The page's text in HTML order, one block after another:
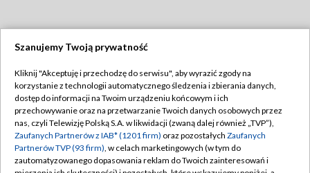
TVP
Abonament TVP
Emisja w TVP
Centrum informacji TVP
Regulamin TVP
Polityka prywatności
Moje zgody
Szanujemy Twoją prywatność
Kliknij "Akceptuję i przechodzę do serwisu", aby wyrazić zgody na
korzystanie z technologii automatycznego śledzenia i zbierania danych,
dostęp do informacji na Twoim urządzeniu końcowym i ich
przechowywanie oraz na przetwarzanie Twoich danych osobowych przez
nas, czyli Telewizję Polską S.A. w likwidacji (zwaną dalej również „TVP”),
Zaufanych Partnerów z IAB* (1201 firm) oraz pozostałych Zaufanych
Partnerów TVP (93 firm), w celach marketingowych (w tym do
zautomatyzowanego dopasowania reklam do Twoich zainteresowań i